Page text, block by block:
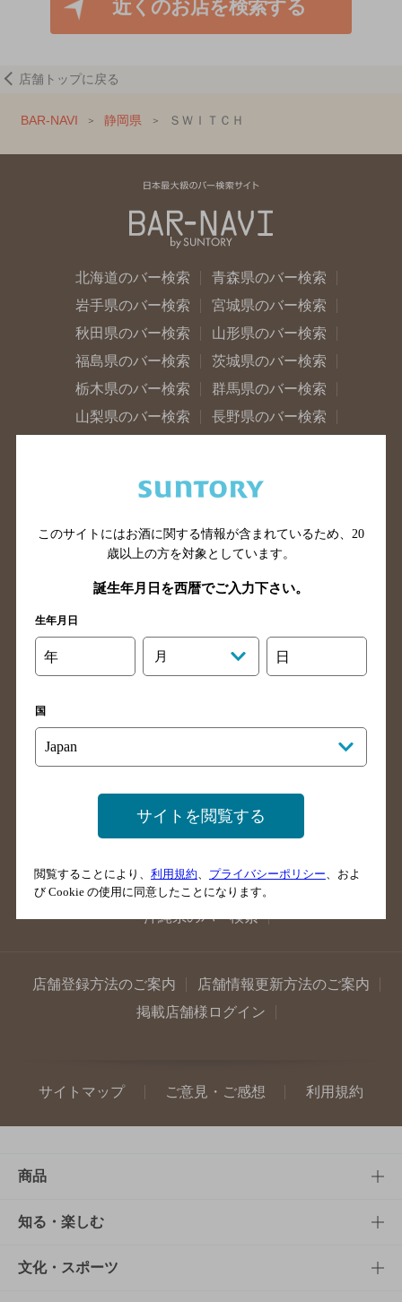
近くのお店を検索する
店舗トップに戻る
BAR-NAVI 静岡県 ＳＷＩＴＣＨ
北海道のバー検索
青森県のバー検索
岩手県のバー検索
宮城県のバー検索
秋田県のバー検索
山形県のバー検索
福島県のバー検索
茨城県のバー検索
栃木県のバー検索
群馬県のバー検索
山梨県のバー検索
長野県のバー検索
埼玉県のバー検索
愛知県のバー検索
静岡県のバー検索
三重県のバー検索
岐阜県のバー検索
富山県のバー検索
石川県のバー検索
福井県のバー検索
大阪府のバー検索
兵庫県のバー検索
奈良県のバー検索
滋賀県のバー検索
和歌山県のバー検索
島根県のバー検索
高知県のバー検索
福岡県のバー検索
長崎県のバー検索
佐賀県のバー検索
宮崎県のバー検索
鹿児島県のバー検索
沖縄県のバー検索
店舗登録方法のご案内
店舗情報更新方法のご案内
掲載店舗様ログイン
サイトマップ ご意見・ご感想 利用規約
商品
商品TOP
商品一覧
知る・楽しむ
知る・楽しむTOP
文化・スポーツ
このサイトにはお酒に関する情報が含まれているため、 20
歳以上の方を対象としています。
誕生年月日を西暦でご入力下さい。
生年月日
年 月 日
国
サイトを閲覧する
閲覧することにより、 利用規約 プライバシーポリシー 、およ
び Cookie の使用に同意したことになります。